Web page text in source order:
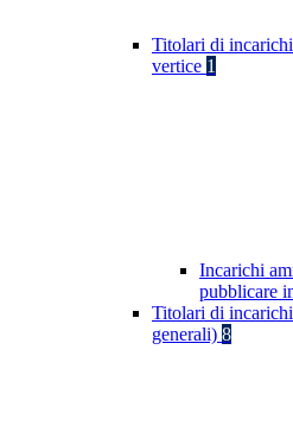
Titolari di
vertice 1
Incarichi
pubblicare
Titolari di
generali) 8